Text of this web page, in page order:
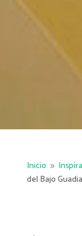
Inicio 9
del Bajo